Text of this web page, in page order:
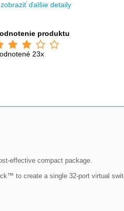
zobraziť ďalšie detaily
produktu
23x
effective compact package.
to create a single 32-port virtual